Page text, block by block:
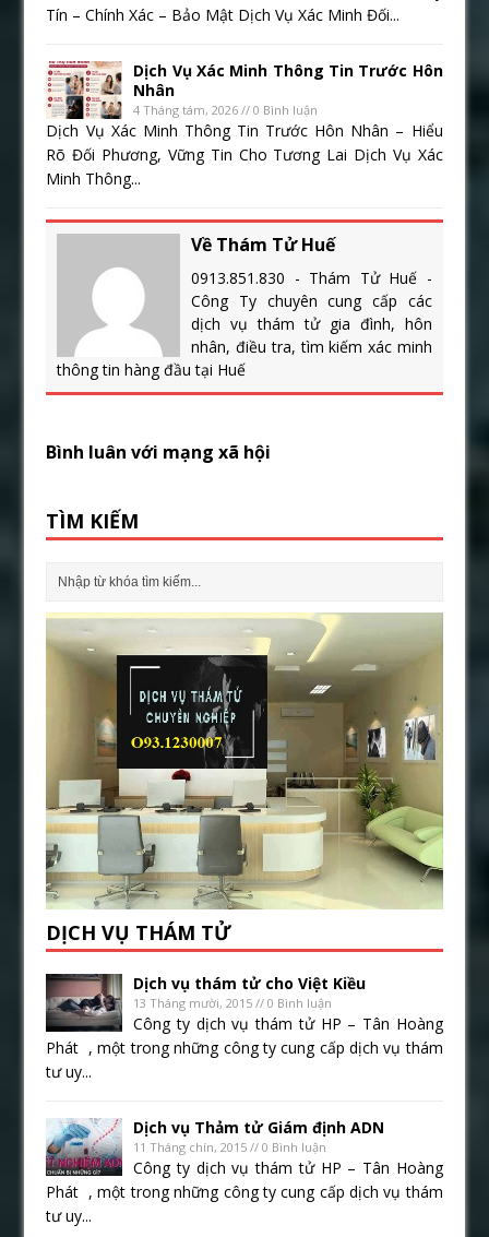
Tín – Chính Xác – Bảo Mật Dịch Vụ Xác Minh Đối...
Dịch Vụ Xác Minh Thông Tin Trước Hôn
Nhân
4 Tháng tám, 2026 // 0 Bình luận
Dịch Vụ Xác Minh Thông Tin Trước Hôn Nhân – Hiểu
Rõ Đối Phương, Vững Tin Cho Tương Lai Dịch Vụ Xác
Minh Thông...
Về Thám Tử Huế
0913.851.830 - Thám Tử Huế -
Công Ty chuyên cung cấp các
dịch vụ thám tử gia đình, hôn
nhân, điều tra, tìm kiếm xác minh
thông tin hàng đầu tại Huế
Bình luân với mạng xã hội
TÌM KIẾM
DỊCH VỤ THÁM TỬ
Dịch vụ thám tử cho Việt Kiều
13 Tháng mười, 2015 // 0 Bình luận
Công ty dịch vụ thám tử HP – Tân Hoàng
Phát , một trong những công ty cung cấp dịch vụ thám
tư uy...
Dịch vụ Thảm tử Giám định ADN
11 Tháng chín, 2015 // 0 Bình luận
Công ty dịch vụ thám tử HP – Tân Hoàng
Phát , một trong những công ty cung cấp dịch vụ thám
tư uy...